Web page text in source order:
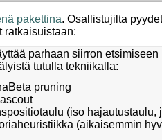
pakettina. Osallistujilta
ratkaisuistaan:
parhaan siirron
tutulla tekniikalla:
pruning
(iso hajautustaulu,
(aikaisemmin